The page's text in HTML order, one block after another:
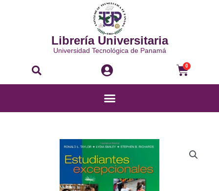
Librería Universitaria
Universidad Tecnológica de Panamá
Buscar 0
Menú